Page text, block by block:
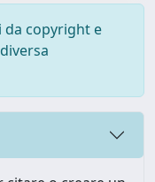
da copyright e